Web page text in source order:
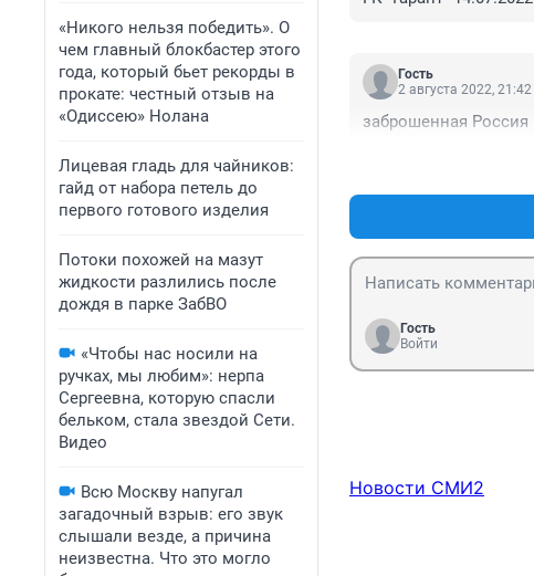
«Никого нельзя победить». О
чем главный блокбастер этого
года, который бьет рекорды в
прокате: честный отзыв на
«Одиссею» Нолана
Лицевая гладь для чайников:
гайд от набора петель до
первого готового изделия
Потоки похожей на мазут
жидкости разлились после
дождя в парке ЗабВО
«Чтобы нас носили на
ручках, мы любим»: нерпа
Сергеевна, которую спасли
бельком, стала звездой Сети.
Видео
Всю Москву напугал
загадочный взрыв: его звук
слышали везде, а причина
неизвестна. Что это могло
Гость
2 августа 2022, 21:42
заброшенная Россия
Гость
Войти
Новости СМИ2